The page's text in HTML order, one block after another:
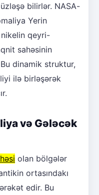
bilirlər. NASA-
Yerin
qeyri-
sahəsinin
dinamik struktur,
ilə birləşərək
və Gələcək
olan bölgələr
ortasındakı
edir. Bu